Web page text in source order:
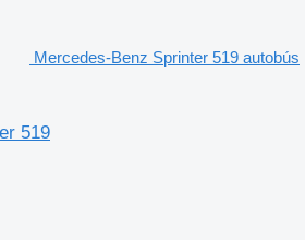
Mercedes-Benz Sprinter 519 autobús
519